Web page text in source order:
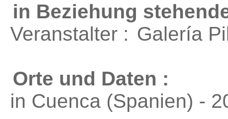
in Beziehung
Veranstalter : Galería
Orte und Daten :
in Cuenca (Spanien) -